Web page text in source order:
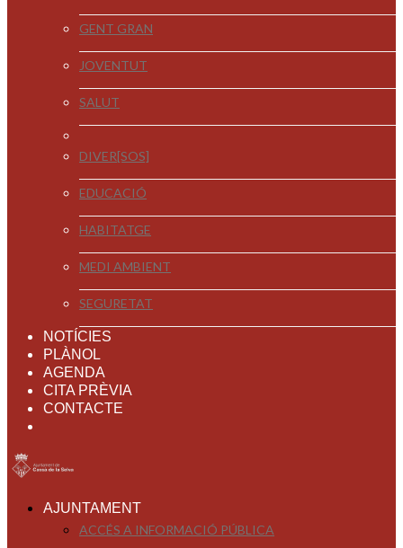
GENT GRAN
JOVENTUT
SALUT
DIVER[SOS]
EDUCACIÓ
HABITATGE
MEDI AMBIENT
SEGURETAT
NOTÍCIES
PLÀNOL
AGENDA
CITA PRÈVIA
CONTACTE
AJUNTAMENT
ACCÉS A INFORMACIÓ PÚBLICA